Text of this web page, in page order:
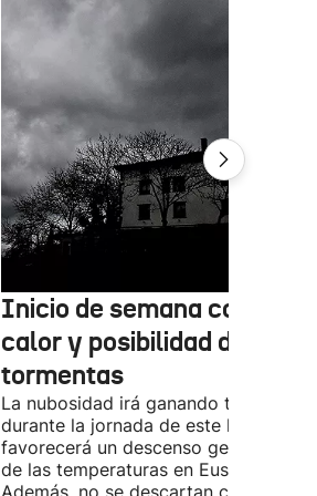
Inicio de semana con
calor y posibilidad de
tormentas
La nubosidad irá ganando terreno
durante la jornada de este lunes y
favorecerá un descenso generalizado
de las temperaturas en Euskal Herria.
Además, no se descartan chubascos